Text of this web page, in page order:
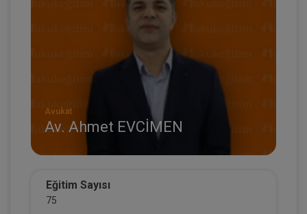
Avukat
Av. Ahmet EVCİMEN
Eğitim Sayısı
75